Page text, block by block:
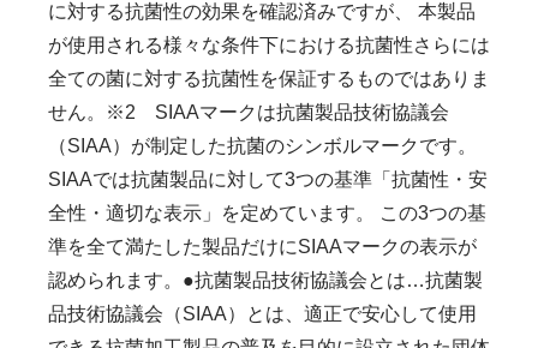
に対する抗菌性の効果を確認済みですが、 本製品
が使用される様々な条件下における抗菌性さらには
全ての菌に対する抗菌性を保証するものではありま
せん。※2 SIAAマークは抗菌製品技術協議会
（SIAA）が制定した抗菌のシンボルマークです。
SIAAでは抗菌製品に対して3つの基準「抗菌性・安
全性・適切な表示」を定めています。 この3つの基
準を全て満たした製品だけにSIAAマークの表示が
認められます。●抗菌製品技術協議会とは…抗菌製
品技術協議会（SIAA）とは、適正で安心して使用